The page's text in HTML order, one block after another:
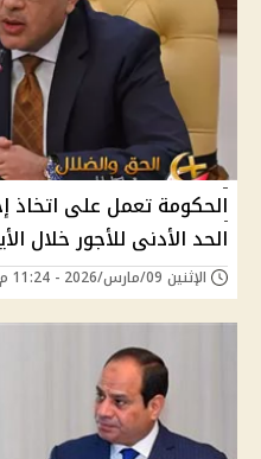
الحكومة تعمل على اتخاذ
الحد الأدنى للأجور خلال
الإثنين 09/مارس/2026 - 11:24 م